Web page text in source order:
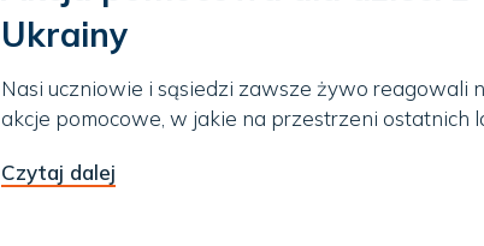
Ukrainy
Nasi uczniowie i sąsiedzi zawsze żywo reagowali
akcje pomocowe, w jakie na przestrzeni ostatnich
Czytaj dalej